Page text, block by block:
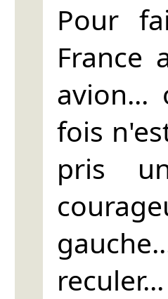
Pour
France
avion...
fois
pris
reculer...